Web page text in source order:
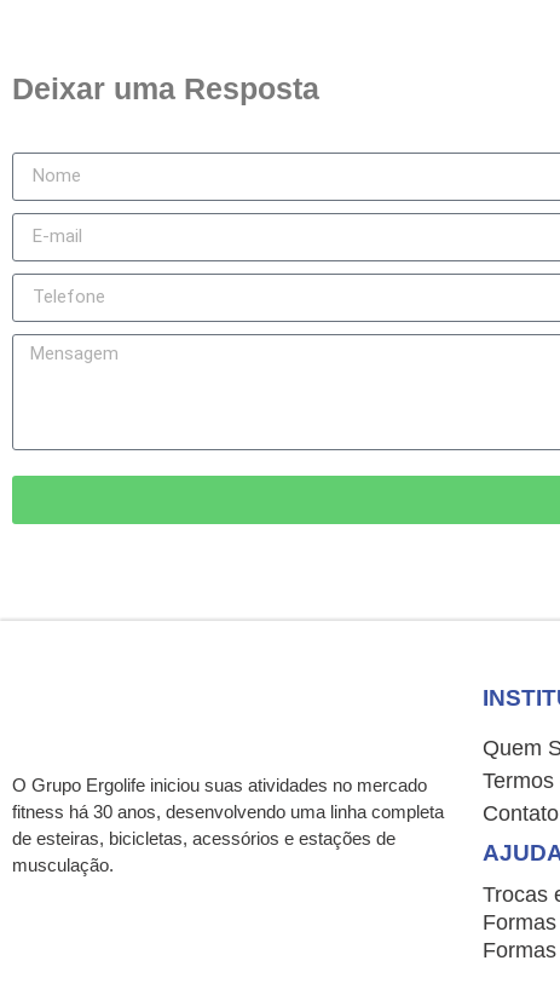
Deixar uma Resposta
O Grupo Ergolife iniciou suas atividades no mercado
fitness há 30 anos, desenvolvendo uma linha completa
de esteiras, bicicletas, acessórios e estações de
musculação.
Quem
Contato
Trocas